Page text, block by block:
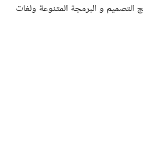
و البرمجة المتنوعة ولغات